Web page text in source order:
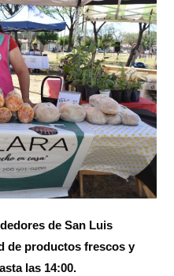
de San Luis
de productos frescos y
las 14:00.